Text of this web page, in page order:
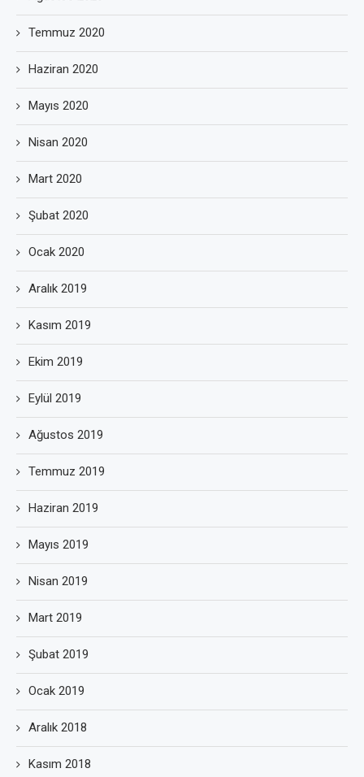
Temmuz 2020
Haziran 2020
Mayıs 2020
Nisan 2020
Mart 2020
Şubat 2020
Ocak 2020
Aralık 2019
Kasım 2019
Ekim 2019
Eylül 2019
Ağustos 2019
Temmuz 2019
Haziran 2019
Mayıs 2019
Nisan 2019
Mart 2019
Şubat 2019
Ocak 2019
Aralık 2018
Kasım 2018